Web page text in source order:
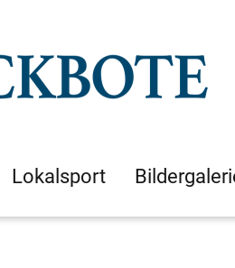
Lokalsport